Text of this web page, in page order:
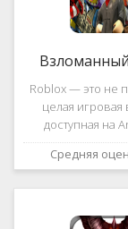
Roblox — это не
целая игровая
доступная на
уникальная
позволяет не
и сценарии,
Средняя